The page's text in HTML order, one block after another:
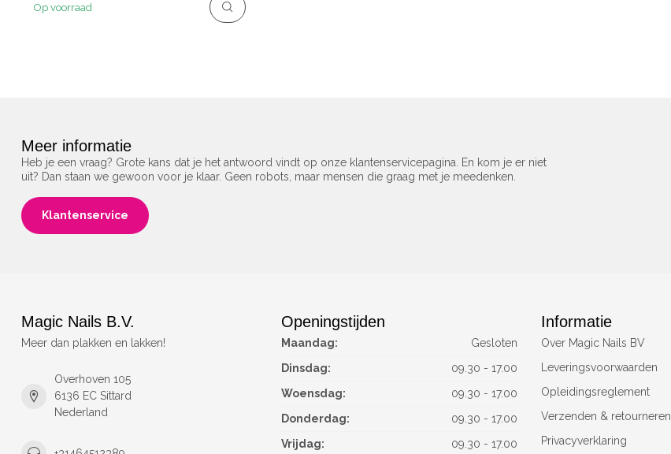
Op voorraad
Meer informatie
Heb je een vraag? Grote kans dat je het antwoord vindt op onze klantenservicepagina. En kom je er niet
uit? Dan staan we gewoon voor je klaar. Geen robots, maar mensen die graag met je meedenken.
Klantenservice
Magic Nails B.V.
Meer dan plakken en lakken!
Overhoven 105
6136 EC Sittard
Nederland
Openingstijden
Maandag:
Gesloten
Dinsdag:
09.30 - 17.00
Woensdag:
09.30 - 17.00
Donderdag:
09.30 - 17.00
Vrijdag:
09.30 - 17.00
Informatie
Over Magic Nails BV
Leveringsvoorwaarden
Opleidingsreglement
Verzenden & retourneren
Privacyverklaring